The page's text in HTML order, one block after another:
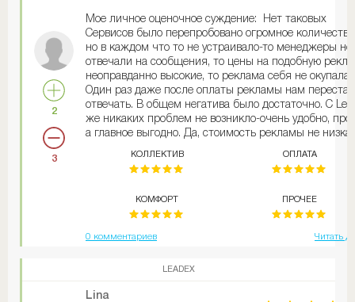
2
3
Мое личное оценочное суждение: Нет таковых
Сервисов было перепробовано огромное
но в каждом что то не устраивало-то менеджеры не
отвечали на сообщения, то цены на подобную
неоправданно высокие, то реклама себя не окупала.
Один раз даже после оплаты рекламы нам
отвечать. В общем негатива было достаточно. С
же никаких проблем не возникло-очень удобно,
а главное выгодно. Да, стоимость рекламы не
поэтому с экспериментами завязали и теперь
сотрудничаем только с Leadex
КОЛЛЕКТИВ
КОМФОРТ
ОПЛАТА
ПРОЧЕЕ
0 комментариев Читать
LEADEX
Lina